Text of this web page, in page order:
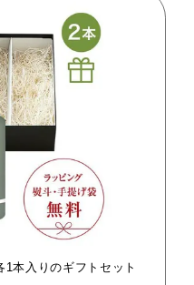
本入りのギフトセット